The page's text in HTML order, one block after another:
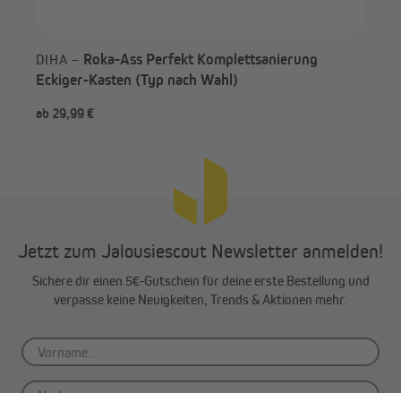
Rollladenkastens zu dämmen. Hierzu eignen sich die JAROLIFT
Rollladenkasten-Seitenteildämmungen 13 mm (300 x 330 mm)
besonders gut. Die Formteile werden einfach passend für die
Stirndeckel zurecht geschnitten und in den Rollladenkasten
DIHA – Roka-Ass Perfekt Komplettsanierung
Eckiger-Kasten (Typ nach Wahl)
ab 29,99 €
Jetzt zum Jalousiescout Newsletter anmelden!
Sichere dir einen 5€-Gutschein für deine erste Bestellung und
verpasse keine Neuigkeiten, Trends & Aktionen mehr.